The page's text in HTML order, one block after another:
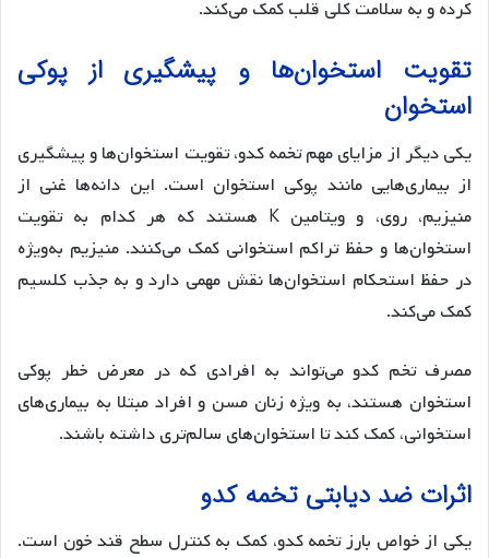
کرده و به سلامت کلی قلب کمک می‌کند.
تقویت استخوان‌ها و پیشگیری از پوکی
استخوان
یکی دیگر از مزایای مهم تخمه کدو، تقویت استخوان‌ها و پیشگیری
از بیماری‌هایی مانند پوکی استخوان است. این دانه‌ها غنی از
منیزیم، روی، و ویتامین K هستند که هر کدام به تقویت
استخوان‌ها و حفظ تراکم استخوانی کمک می‌کنند. منیزیم به‌ویژه
در حفظ استحکام استخوان‌ها نقش مهمی دارد و به جذب کلسیم
کمک می‌کند.
مصرف تخم کدو می‌تواند به افرادی که در معرض خطر پوکی
استخوان هستند، به ویژه زنان مسن و افراد مبتلا به بیماری‌های
استخوانی، کمک کند تا استخوان‌های سالم‌تری داشته باشند.
اثرات ضد دیابتی تخمه کدو
یکی از خواص بارز تخمه کدو، کمک به کنترل سطح قند خون است.